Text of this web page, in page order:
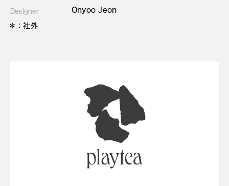
Designer
Onyoo Jeon
＊：社外